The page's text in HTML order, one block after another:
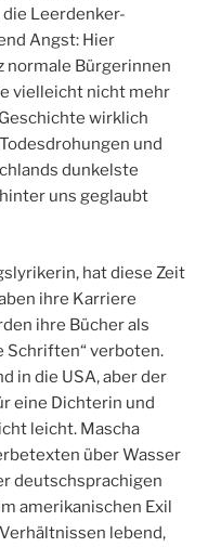
die Leerdenker-
Angst: Hier
normale Bürgerinnen
vielleicht nicht mehr
wirklich
und
dunkelste
uns geglaubt
hat diese Zeit
ihre Karriere
ihre Bücher als
Schriften“ verboten.
in die USA, aber der
eine Dichterin und
leicht. Mascha
über Wasser
deutschsprachigen
amerikanischen Exil
lebend,